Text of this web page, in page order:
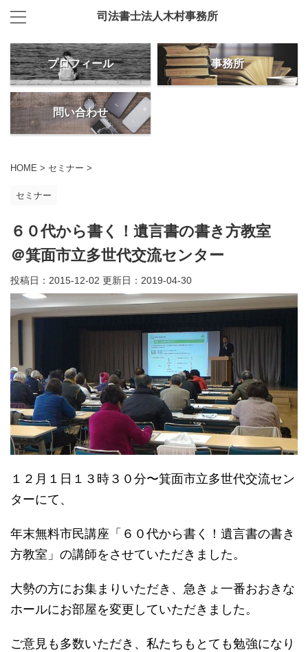
司法書士法人木村事務所
プロフィール 事務所
問い合わせ
HOME > セミナー >
セミナー
６０代から書く！遺言書の書き方教室
＠箕面市立多世代交流センター
投稿日：2015-12-02 更新日： 2019-04-30
１２月１日１３時３０分〜箕面市立多世代交流セン
ターにて、
年末無料市民講座「６０代から書く！遺言書の書き
方教室」の講師をさせていただきました。
大勢の方にお集まりいただき、急きょ一番おおきな
ホールにお部屋を変更していただきました。
ご意見も多数いただき、私たちもとても勉強になり